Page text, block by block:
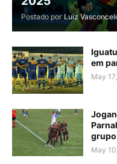
Postado por Luiz
em
May
grupo
May